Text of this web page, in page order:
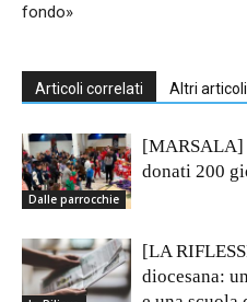
fondo»
Articoli correlati Altri articoli
Dalle parrocchie
[MARSALA]
donati 200
[LA
diocesana: